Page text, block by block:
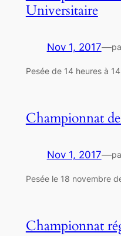
Universitaire
Nov 1, 2017—
Pesée de 14 heures à
Championnat
Nov 1, 2017—
Pesée le 18 novembre
Championnat